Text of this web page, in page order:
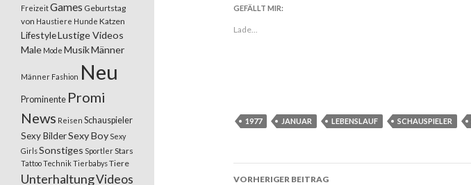
GEFÄLLT MIR:
Lade...
1977 JANUAR LEBENSLAUF SCHAUSPIELER
VORHERIGER BEITRAG
FreizeitGames Geburtstag
von Haustiere Hunde Katzen
LifestyleLustige Videos
Male Mode MusikMänner
Männer Fashion Neu
Prominente Promi
News Reisen Schauspieler
Sexy BilderSexy Boy Sexy
GirlsSonstiges SportlerStars
TattooTechnikTierbabysTiere
UnterhaltungVideos